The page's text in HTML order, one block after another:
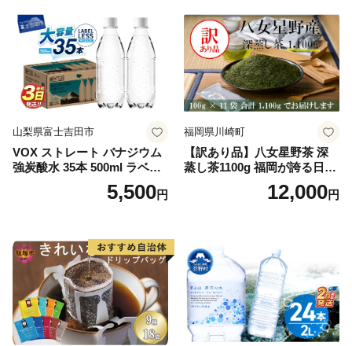
山梨県富士吉田市
VOX ストレート バナジウム
強炭酸水 35本 500ml ラベル
レス【富士吉田市限定カート
5,500円
福岡県川崎町
【訳あり品】八女星野茶 深
蒸し茶1100g 福岡が誇る日本
茶_ 訳アリ 常温 お茶 茶袋 常
備品 おちゃ ocha 茶葉 緑茶
小分け お土産 お取り寄せ グ
ルメ 福岡 九州 福岡県 国産
日本 ふかむし茶 ふかむし 家
庭用 自宅用 ちゃ りょくちゃ
ふかむしちゃ 急須 甘み 川崎
町 送料無料
12,000円